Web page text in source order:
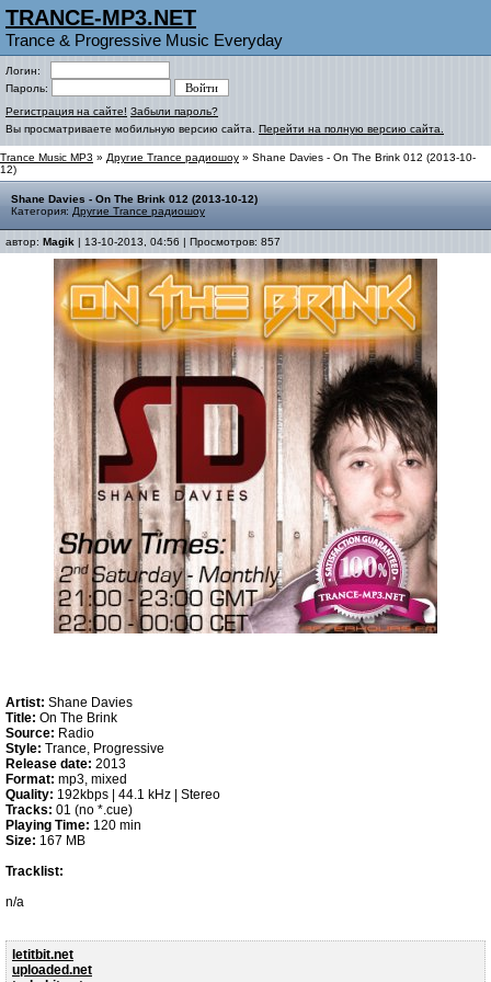
TRANCE-MP3.NET
Trance & Progressive Music Everyday
Логин:
Пароль:
Регистрация на сайте! Забыли пароль?
Вы просматриваете мобильную версию сайта. Перейти на полную версию сайта.
Trance Music MP3 » Другие Trance радиошоу » Shane Davies - On The Brink 012 (2013-10-
12)
Shane Davies - On The Brink 012 (2013-10-12)
Категория: Другие Trance радиошоу
автор: Magik | 13-10-2013, 04:56 | Просмотров: 857
Artist: Shane Davies
Title: On The Brink
Source: Radio
Style: Trance, Progressive
Release date: 2013
Format: mp3, mixed
Quality: 192kbps | 44.1 kHz | Stereo
Tracks: 01 (no *.cue)
Playing Time: 120 min
Size: 167 MB
Tracklist:
n/a
letitbit.net
uploaded.net